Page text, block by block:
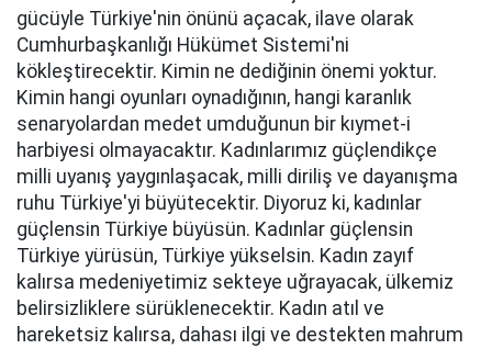
gücüyle Türkiye'nin önünü açacak, ilave olarak
Cumhurbaşkanlığı Hükümet Sistemi'ni
kökleştirecektir. Kimin ne dediğinin önemi yoktur.
Kimin hangi oyunları oynadığının, hangi karanlık
senaryolardan medet umduğunun bir kıymet-i
harbiyesi olmayacaktır. Kadınlarımız güçlendikçe
milli uyanış yaygınlaşacak, milli diriliş ve dayanışma
ruhu Türkiye'yi büyütecektir. Diyoruz ki, kadınlar
güçlensin Türkiye büyüsün. Kadınlar güçlensin
Türkiye yürüsün, Türkiye yükselsin. Kadın zayıf
kalırsa medeniyetimiz sekteye uğrayacak, ülkemiz
belirsizliklere sürüklenecektir. Kadın atıl ve
hareketsiz kalırsa, dahası ilgi ve destekten mahrum